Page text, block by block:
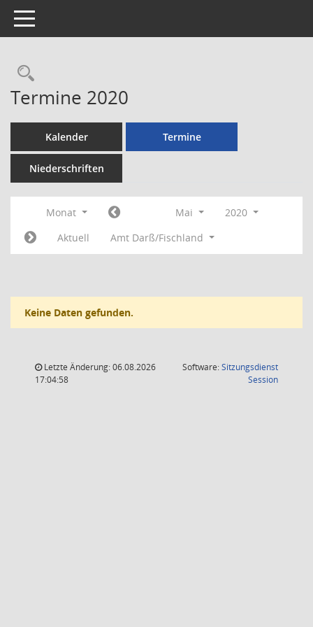
Toggle navigation
Rechercheauswahl
Termine 2020
Kalender Termine
Niederschriften
Monat Mai
2020
Aktuell
Amt Darß/Fischland
Keine Daten gefunden.
Letzte Änderung: 06.08.2026
17:04:58
Software:Sitzungsdienst
Session(Wird in